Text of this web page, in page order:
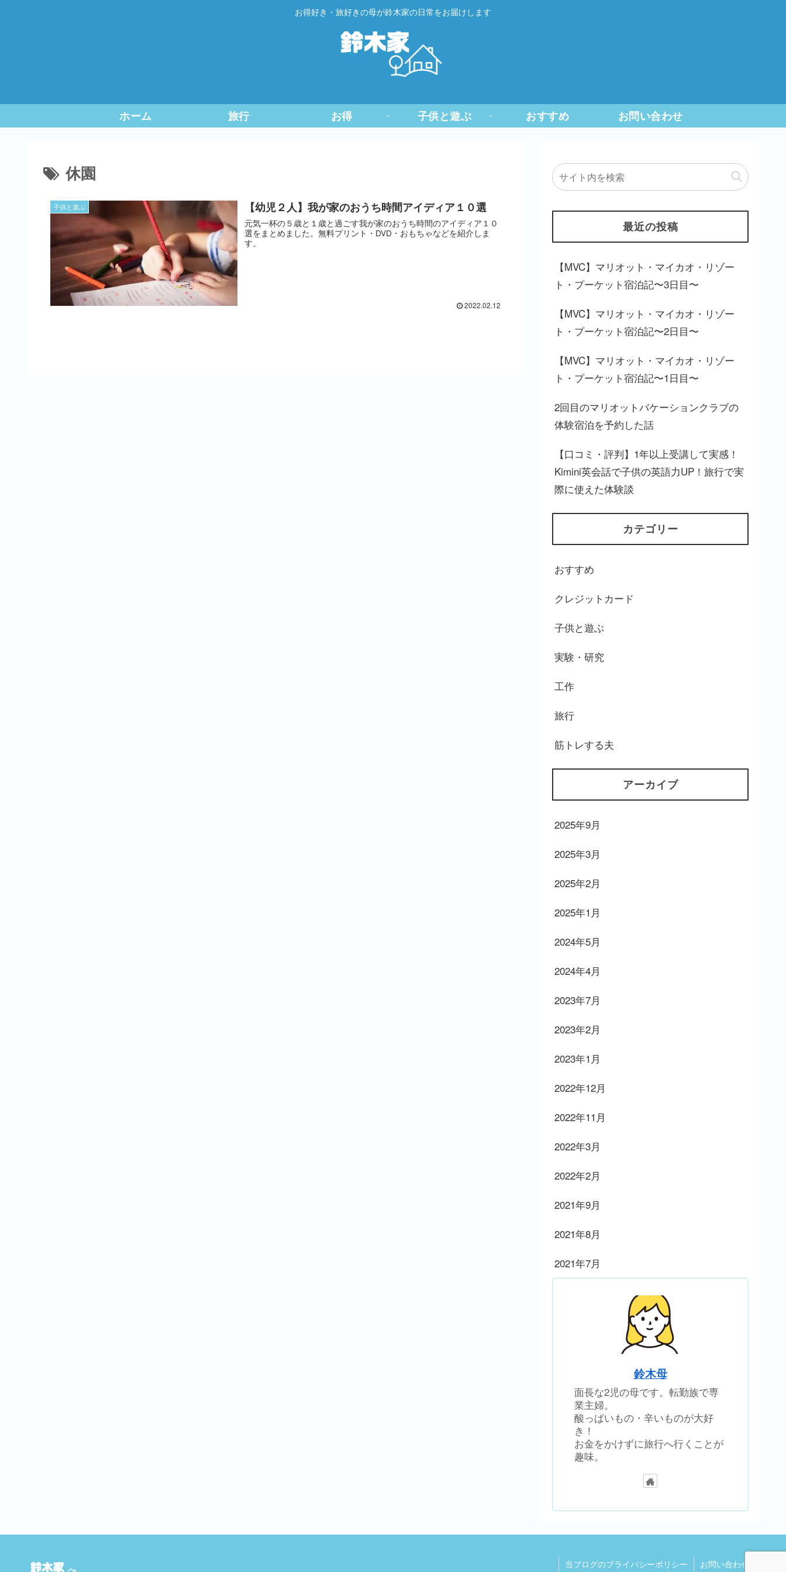
お得好き・旅好きの母が鈴木家の日常をお届けします
ホーム 旅行 お得 子供と遊ぶ おすすめ お問い合わせ
休園
子供と遊ぶ 【幼児２人】我が家のおうち時間アイディア１０選
元気一杯の５歳と１歳と過ごす我が家のおうち時間のアイディア１０
選をまとめました。無料プリント・DVD・おもちゃなどを紹介しま
す。
2022.02.12
最近の投稿
【MVC】マリオット・マイカオ・リゾー
ト・プーケット宿泊記〜3日目〜
【MVC】マリオット・マイカオ・リゾー
ト・プーケット宿泊記〜2日目〜
【MVC】マリオット・マイカオ・リゾー
ト・プーケット宿泊記〜1日目〜
2回目のマリオットバケーションクラブの
体験宿泊を予約した話
【口コミ・評判】1年以上受講して実感！
Kimini英会話で子供の英語力UP！旅行で実
際に使えた体験談
カテゴリー
おすすめ
クレジットカード
子供と遊ぶ
実験・研究
工作
旅行
筋トレする夫
アーカイブ
2025年9月
2025年3月
2025年2月
2025年1月
2024年5月
2024年4月
2023年7月
2023年2月
2023年1月
2022年12月
2022年11月
2022年3月
2022年2月
2021年9月
2021年8月
2021年7月
鈴木母
面長な2児の母です。転勤族で専
業主婦。
酸っぱいもの・辛いものが大好
き！
お金をかけずに旅行へ行くことが
趣味。
当ブログのプライバシーポリシー お問い合わせ